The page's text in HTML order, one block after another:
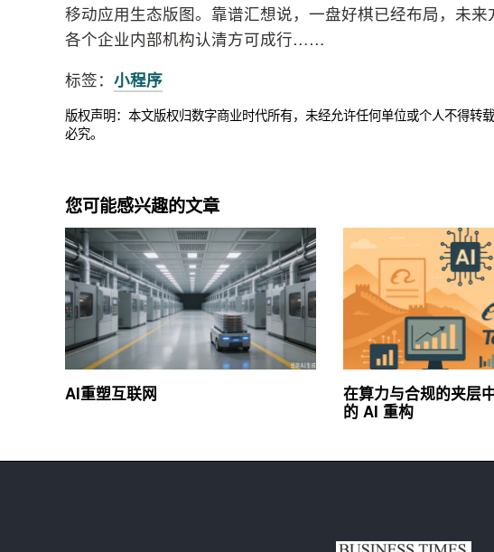
移动应用生态版图。靠谱汇想说，一盘好棋已经布局，未
各个企业内部机构认清方可成行……
标签： 小程序
版权声明：本文版权归数字商业时代所有，未经允许任何单位或个人不得转
必究。
您可能感兴趣的文章
AI重塑互联网
在算力与合规的夹层
的 AI 重构